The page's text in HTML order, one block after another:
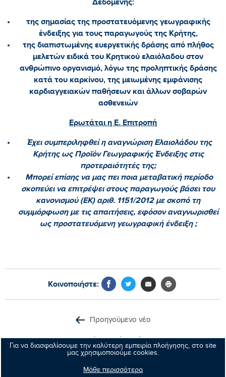
Για να διασφαλίσουμε την καλύτερη εμπειρία πλοήγησης, στο site
μας χρησιμοποιούμε cookies.
Μάθε περισσότερα
της σημασίας της προστατευόμενης γεωγραφικής
ένδειξης για τους παραγωγούς της Κρήτης,
της διαπιστωμένης ευεργετικής δράσης από πλήθος
μελετών ειδικά του Κρητικού ελαιόλαδου στον
ανθρώπινο οργανισμό, λόγω της προληπτικής δράσης
κατά του καρκίνου, της μειωμένης εμφάνισης
καρδιαγγειακών παθήσεων και άλλων σοβαρών
ασθενειών
Ερωτάται η Ε. Επιτροπή
Έχει συμπεριληφθεί η αναγνώριση Ελαιολάδου της
Κρήτης ως Προϊόν Γεωγραφικής Ένδειξης στις
προτεραιότητές της;
Μπορεί επίσης να μας πει ποια μεταβατική περίοδο
σκοπεύει να επιτρέψει στους παραγωγούς βάσει του
κανονισμού (ΕΚ) αριθ. 1151/2012 με σκοπό τη
συμμόρφωση με τις απαιτήσεις, εφόσον αναγνωρισθεί
ως προστατευόμενη γεωγραφική ένδειξη ;
Κοινοποιήστε:
Προηγούμενο νέο
Επόμενο νέο